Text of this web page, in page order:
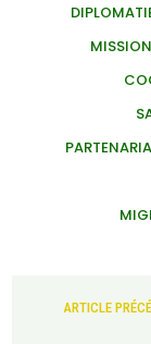
ARTICLE